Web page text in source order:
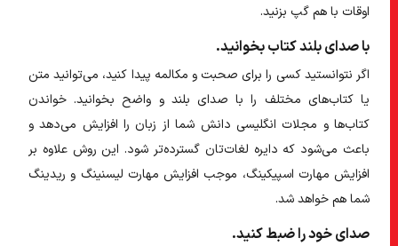
اوقات با هم گپ بزنید.
با صدای بلند کتاب بخوانید.
اگر نتوانستید کسی را برای صحبت و مکالمه پیدا کنید، می‌توانید متن
یا کتاب‌های مختلف را با صدای بلند و واضح بخوانید. خواندن
کتاب‌ها و مجلات انگلیسی دانش شما از زبان را افزایش می‌دهد و
باعث می‌شود که دایره لغات‌تان گسترده‌تر شود. این روش علاوه بر
افزایش مهارت اسپیکینگ، موجب افزایش مهارت لیسنینگ و ریدینگ
شما هم خواهد شد.
صدای خود را ضبط کنید.